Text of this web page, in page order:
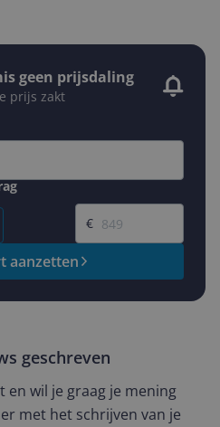
geen prijsdaling
prijs zakt
Gewenste prijs
€
aanzetten
geschreven
wil je graag je mening
met het schrijven van je